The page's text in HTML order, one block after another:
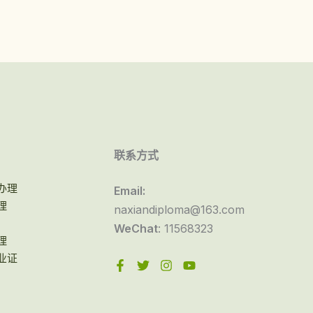
理
证
联系方式
Email:
naxiandiploma@163.com
WeChat: 11568323